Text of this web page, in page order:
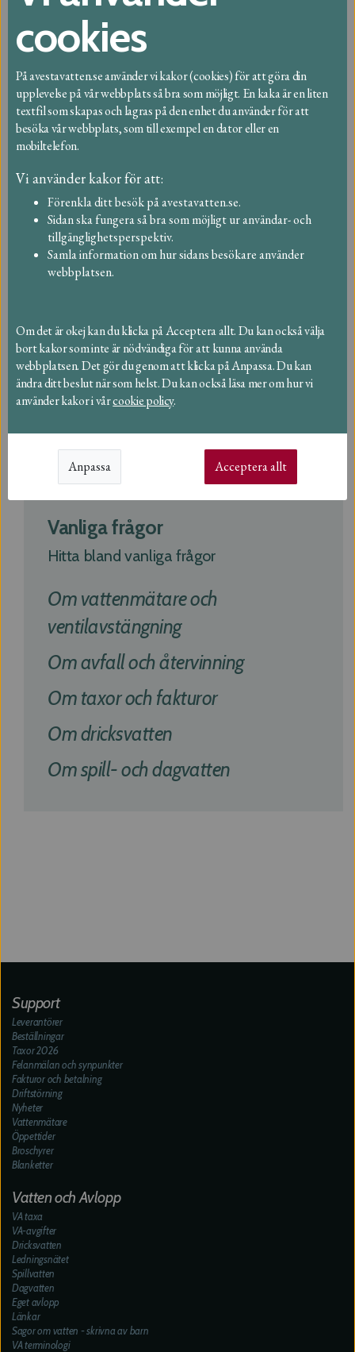
cookies
På avestavatten.se använder vi kakor (cookies) för att göra din
upplevelse på vår webbplats så bra som möjligt. En kaka är en liten
textfil som skapas och lagras på den enhet du använder för att
besöka vår webbplats, som till exempel en dator eller en
mobiltelefon.
Vi använder kakor för att:
Förenkla ditt besök på avestavatten.se.
Sidan ska fungera så bra som möjligt ur användar- och
tillgänglighetsperspektiv.
Samla information om hur sidans besökare använder
webbplatsen.
Om det är okej kan du klicka på Acceptera allt. Du kan också välja
bort kakor som inte är nödvändiga för att kunna använda
webbplatsen. Det gör du genom att klicka på Anpassa. Du kan
ändra ditt beslut när som helst. Du kan också läsa mer om hur vi
använder kakor i vårcookie policy.
Anpassa Acceptera allt
VA taxa
VA-avgifter
Dricksvatten
Spillvatten
Dagvatten
Eget avlopp
Sagor om vatten - skrivna av barn
VA terminologi
VA för företag
Regn eller torka
Vanliga frågor
Hitta bland vanliga frågor
Om vattenmätare och
ventilavstängning
Om avfall och återvinning
Om taxor och fakturor
Om dricksvatten
Om spill- och dagvatten
Support
Leverantörer
Beställningar
Taxor 2026
Felanmälan och synpunkter
Fakturor och betalning
Driftstörning
Nyheter
Vattenmätare
Öppettider
Broschyrer
Blanketter
Vatten och Avlopp
VA taxa
VA-avgifter
Dricksvatten
Ledningsnätet
Spillvatten
Dagvatten
Eget avlopp
Länkar
Sagor om vatten - skrivna av barn
VA terminologi